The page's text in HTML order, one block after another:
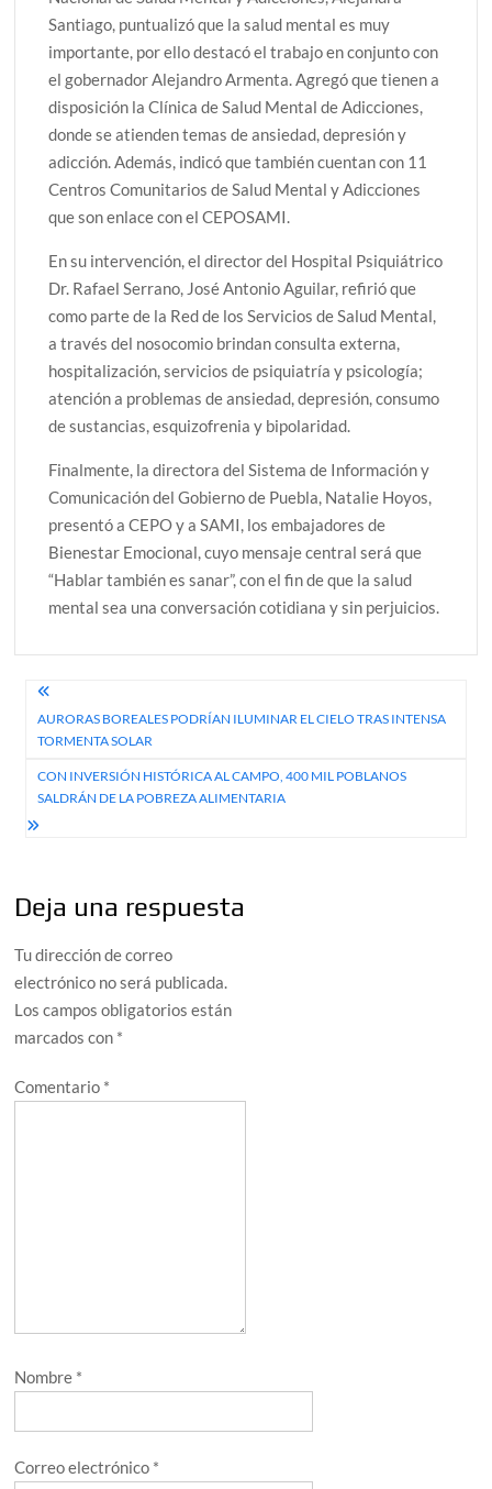
Santiago, puntualizó que la salud mental es muy
importante, por ello destacó el trabajo en conjunto con
el gobernador Alejandro Armenta. Agregó que tienen a
disposición la Clínica de Salud Mental de Adicciones,
donde se atienden temas de ansiedad, depresión y
adicción. Además, indicó que también cuentan con 11
Centros Comunitarios de Salud Mental y Adicciones
que son enlace con el CEPOSAMI.
En su intervención, el director del Hospital Psiquiátrico
Dr. Rafael Serrano, José Antonio Aguilar, refirió que
como parte de la Red de los Servicios de Salud Mental,
a través del nosocomio brindan consulta externa,
hospitalización, servicios de psiquiatría y psicología;
atención a problemas de ansiedad, depresión, consumo
de sustancias, esquizofrenia y bipolaridad.
Finalmente, la directora del Sistema de Información y
Comunicación del Gobierno de Puebla, Natalie Hoyos,
presentó a CEPO y a SAMI, los embajadores de
Bienestar Emocional, cuyo mensaje central será que
“Hablar también es sanar”, con el fin de que la salud
mental sea una conversación cotidiana y sin perjuicios.
Navegación
de
entradas
AURORAS BOREALES PODRÍAN ILUMINAR EL CIELO TRAS INTENSA
TORMENTA SOLAR
CON INVERSIÓN HISTÓRICA AL CAMPO, 400 MIL POBLANOS
SALDRÁN DE LA POBREZA ALIMENTARIA
Deja una respuesta
Tu dirección de correo
electrónico no será publicada.
Los campos obligatorios están
marcados con *
Comentario *
Nombre *
Correo electrónico *